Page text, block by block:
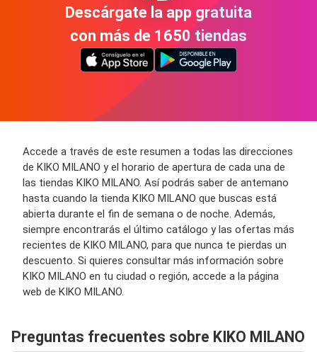
Descárgate la app gratuita
con más de 1650 tiendas
Accede a través de este resumen a todas las direcciones
de KIKO MILANO y el horario de apertura de cada una de
las tiendas KIKO MILANO. Así podrás saber de antemano
hasta cuando la tienda KIKO MILANO que buscas está
abierta durante el fin de semana o de noche. Además,
siempre encontrarás el último catálogo y las ofertas más
recientes de KIKO MILANO, para que nunca te pierdas un
descuento. Si quieres consultar más información sobre
KIKO MILANO en tu ciudad o región, accede a la página
web de KIKO MILANO.
Preguntas frecuentes sobre KIKO MILANO